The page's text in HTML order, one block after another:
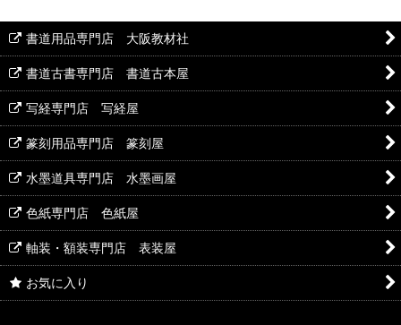
書道用品専門店 大阪教材社
書道古書専門店 書道古本屋
写経専門店 写経屋
篆刻用品専門店 篆刻屋
水墨道具専門店 水墨画屋
色紙専門店 色紙屋
軸装・額装専門店 表装屋
お気に入り